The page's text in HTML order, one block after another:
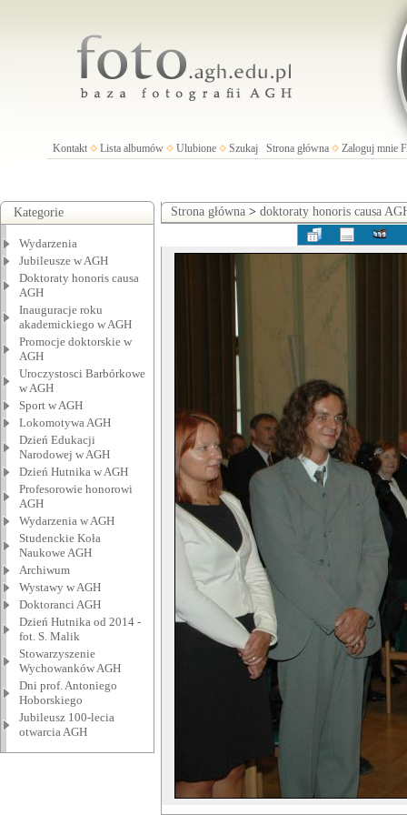
Kontakt Lista albumów Ulubione Szukaj Strona główna Zaloguj mnie
Kategorie
Wydarzenia
Jubileusze w AGH
Doktoraty honoris causa
AGH
Inauguracje roku
akademickiego w AGH
Promocje doktorskie w
AGH
Uroczystosci Barbórkowe
w AGH
Sport w AGH
Lokomotywa AGH
Dzień Edukacji
Narodowej w AGH
Dzień Hutnika w AGH
Profesorowie honorowi
AGH
Wydarzenia w AGH
Studenckie Koła
Naukowe AGH
Archiwum
Wystawy w AGH
Doktoranci AGH
Dzień Hutnika od 2014 -
fot. S. Malik
Stowarzyszenie
Wychowanków AGH
Dni prof. Antoniego
Hoborskiego
Jubileusz 100-lecia
otwarcia AGH
Strona główna > doktoraty honoris causa